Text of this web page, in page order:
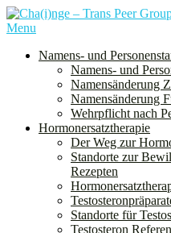
Skip
to
Geschlecht “weiblich”
nicht oder nur teilweise
Männer, sondern auch
Menu
Namens- und
Namens- und
Namensänderung
Namensänderung
Wehrpflicht nach
Hormonersatztherapie
Der Weg zur
Standorte zur
Rezepten
Standorte für
Testosteron